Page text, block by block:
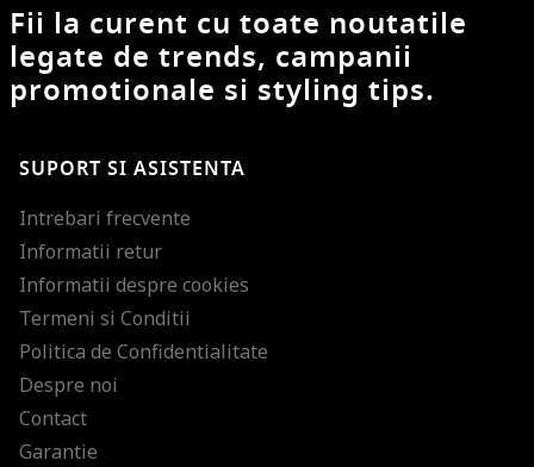
Fii la curent cu toate noutatile
legate de trends, campanii
promotionale si styling tips.
SUPORT SI ASISTENTA
Intrebari frecvente
Informatii retur
Informatii despre cookies
Termeni si Conditii
Politica de Confidentialitate
Despre noi
Contact
Garantie